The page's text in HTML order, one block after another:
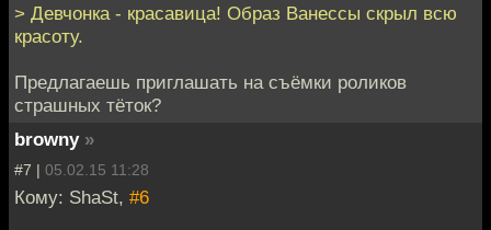
> Девчонка - красавица! Образ Ванессы скрыл всю
красоту.
Предлагаешь приглашать на съёмки роликов
страшных тёток?
browny »
#7 | 05.02.15 11:28
Кому: ShaSt, #6